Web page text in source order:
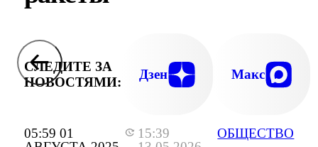
05:59 01
15:39
ОБЩЕСТВО
СЛЕДИТЕ ЗА
НОВОСТЯМИ:
Дзен Макс